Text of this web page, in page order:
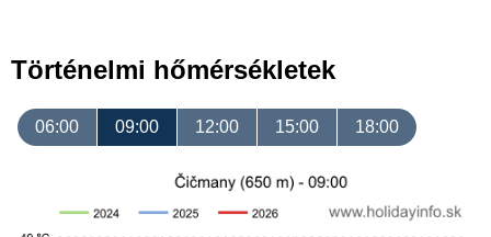
Történelmi hőmérsékletek
06:00 09:00 12:00 15:00 18:00